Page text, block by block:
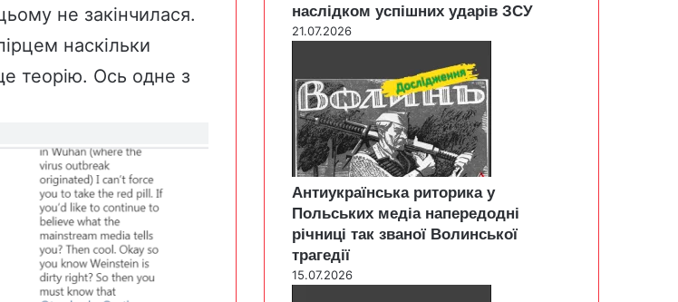
не закінчилася.
наскільки
теорію. Ось одне з
наслідком успішних ударів ЗСУ
21.07.2026
Антиукраїнська риторика у
Польських медіа напередодні
річниці так званої Волинської
трагедії
15.07.2026